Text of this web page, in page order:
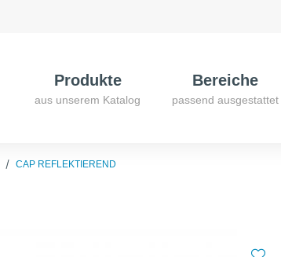
Produkte
aus unserem Katalog
Bereiche
passend ausgestattet
CAP REFLEKTIEREND